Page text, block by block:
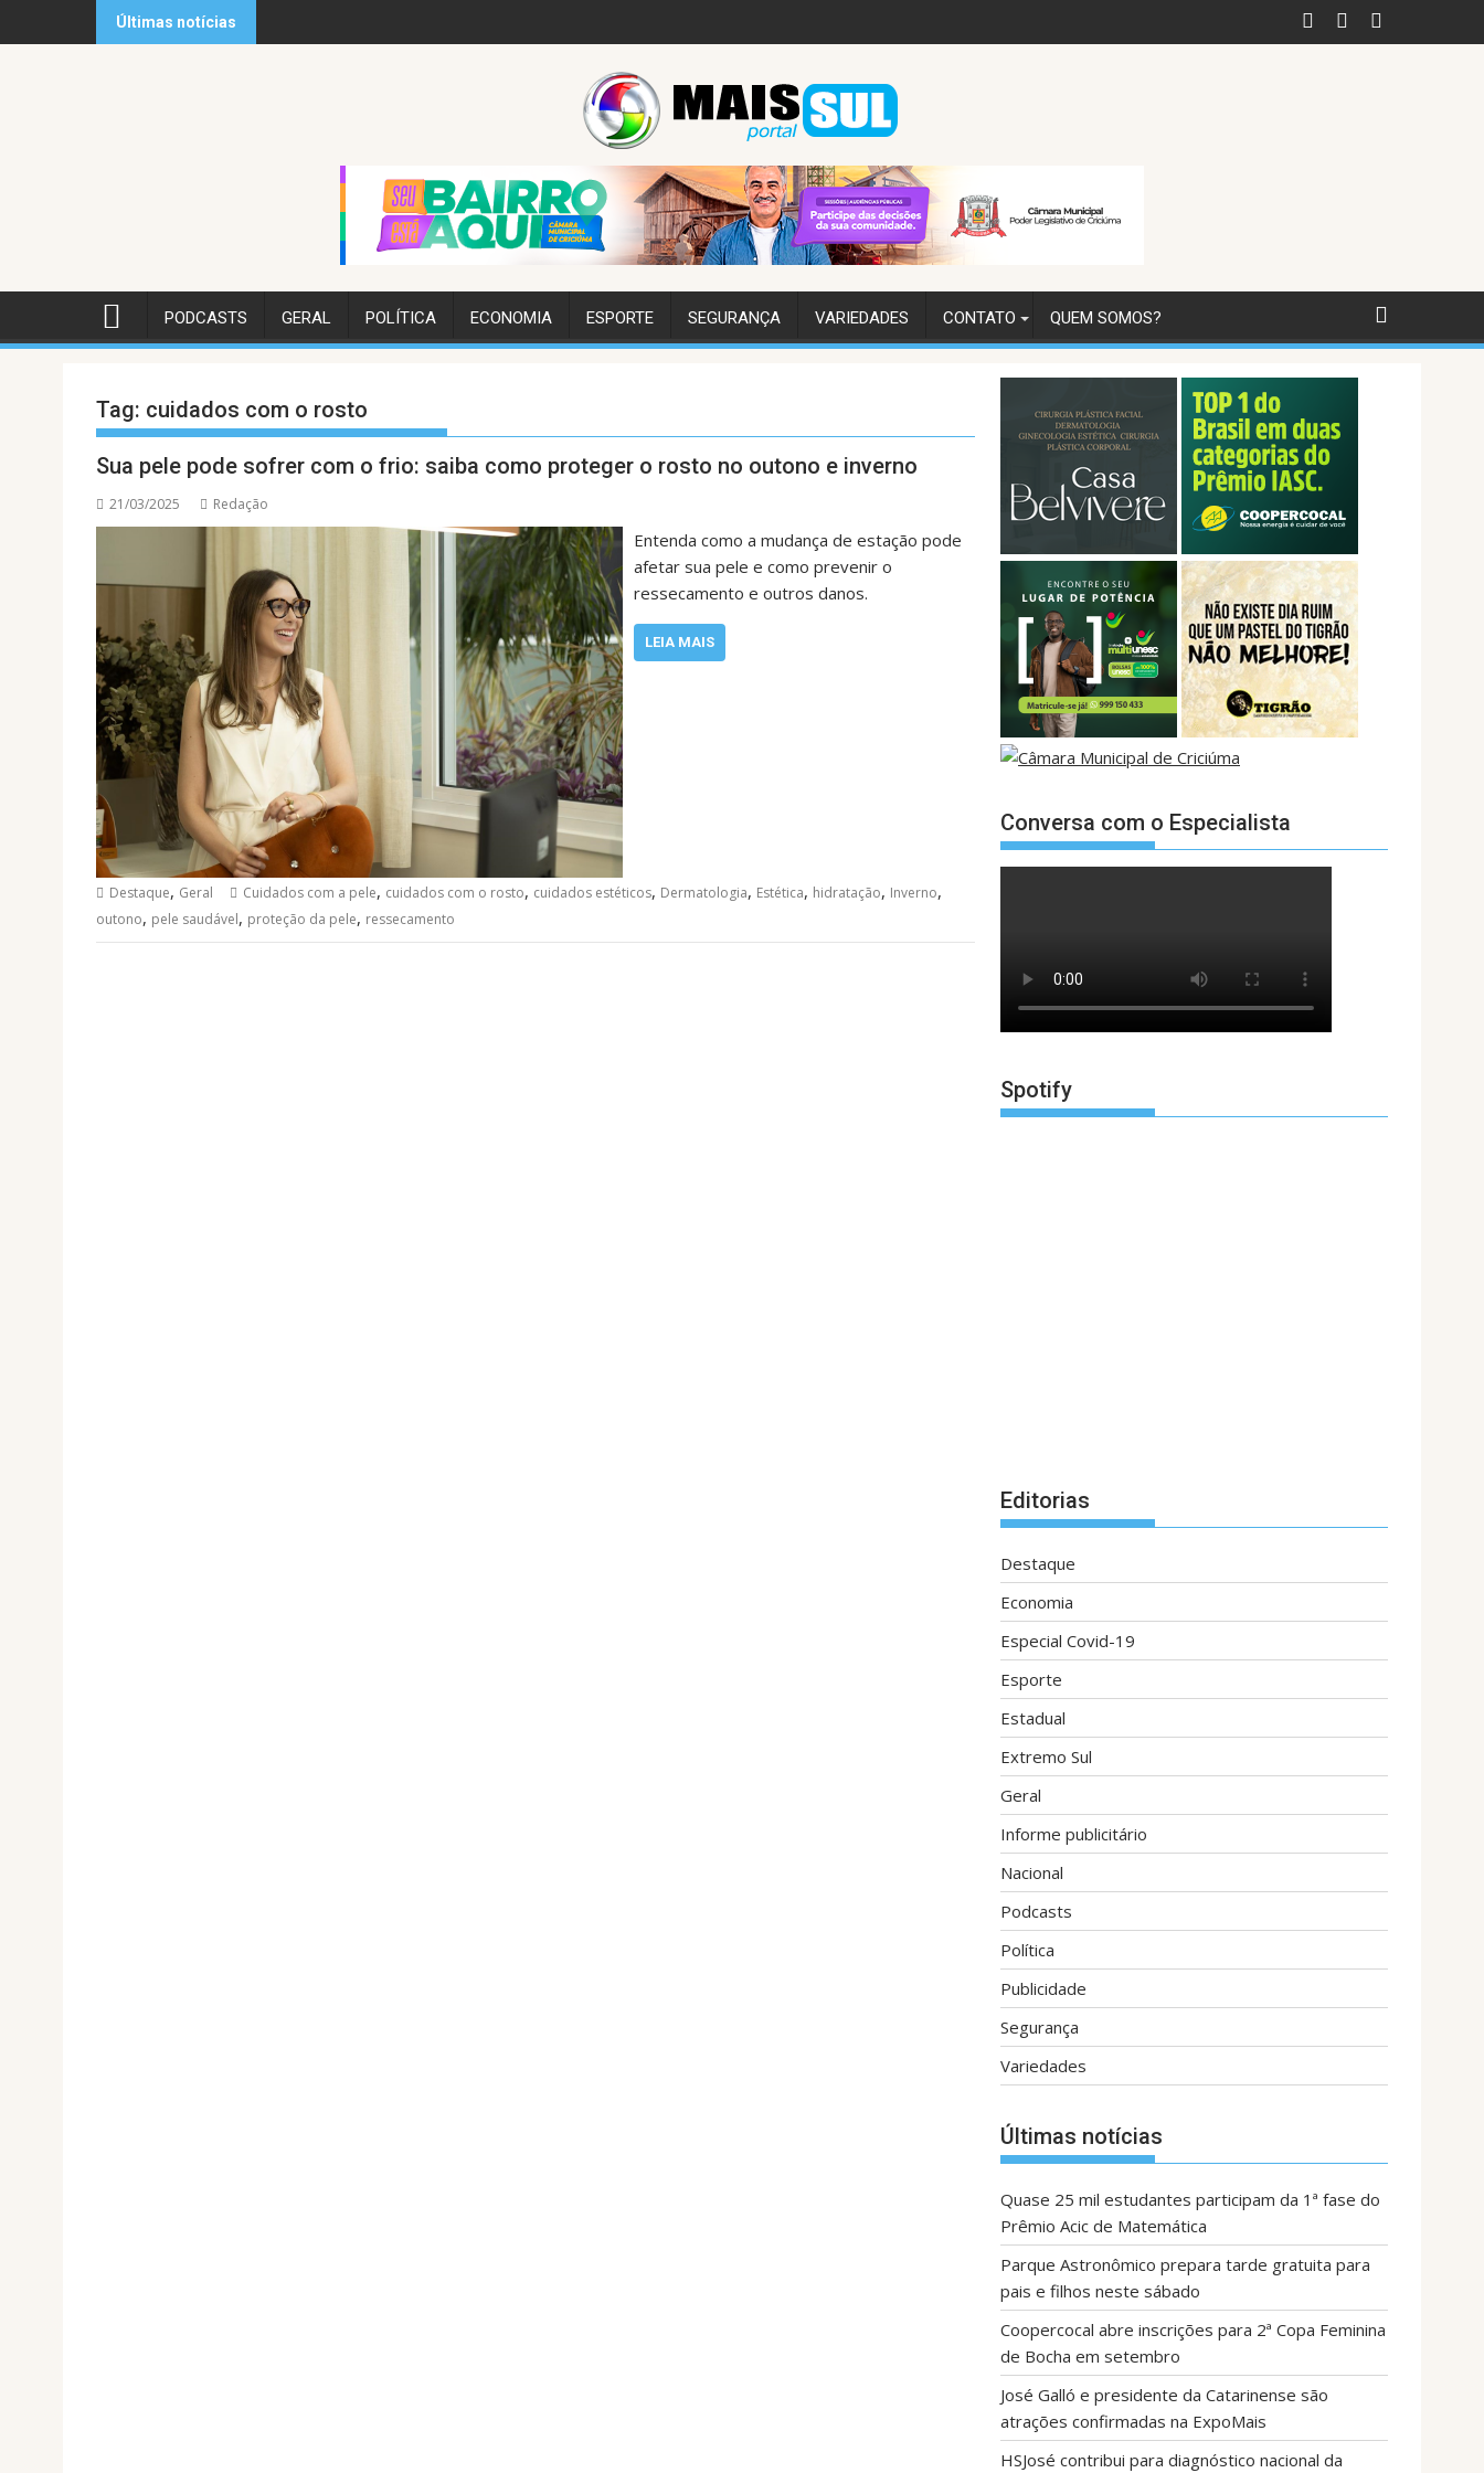
to
Últimas notícias
PODCASTS GERAL POLÍTICA ECONOMIA ESPORTE SEGURANÇA VARIEDADES CONTATO QUEM SOMOS?
Tag: cuidados com o rosto
Sua pele pode sofrer com o frio: saiba como proteger o rosto no outono e inverno
21/03/2025 Redação
Entenda como a mudança de estação pode
afetar sua pele e como prevenir o
ressecamento e outros danos.
LEIA MAIS
Destaque, Geral Cuidados com a pele, cuidados com o rosto, cuidados estéticos, Dermatologia, Estética, hidratação, Inverno,
outono, pele saudável, proteção da pele, ressecamento
Conversa com o Especialista
Spotify
Editorias
Destaque
Economia
Especial Covid-19
Esporte
Estadual
Extremo Sul
Geral
Informe publicitário
Nacional
Podcasts
Política
Publicidade
Segurança
Variedades
Últimas notícias
Quase 25 mil estudantes participam da 1ª fase do
Prêmio Acic de Matemática
Parque Astronômico prepara tarde gratuita para
pais e filhos neste sábado
Coopercocal abre inscrições para 2ª Copa Feminina
de Bocha em setembro
José Galló e presidente da Catarinense são
atrações confirmadas na ExpoMais
HSJosé contribui para diagnóstico nacional da